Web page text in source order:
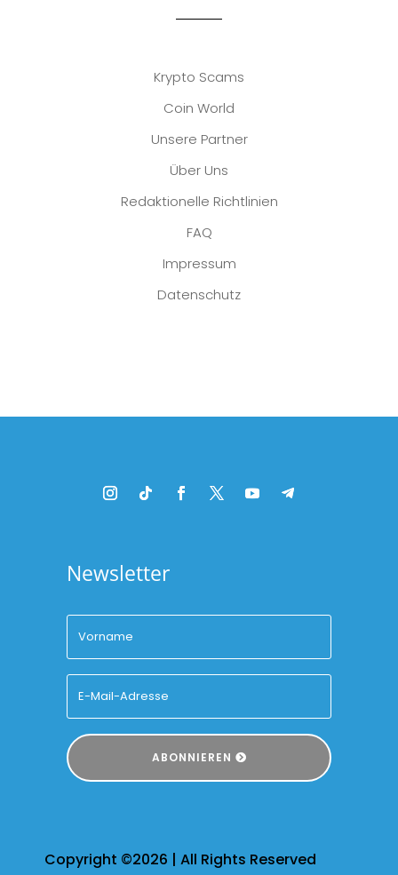
Krypto Scams
Coin World
Unsere Partner
Über Uns
Redaktionelle Richtlinien
FAQ
Impressum
Datenschutz
Newsletter
ABONNIEREN
Copyright ©2026 | All Rights Reserved